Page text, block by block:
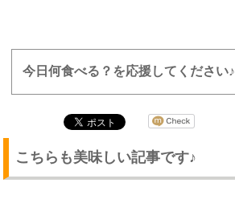
今日何食べる？を応援してください♪
こちらも美味しい記事です♪